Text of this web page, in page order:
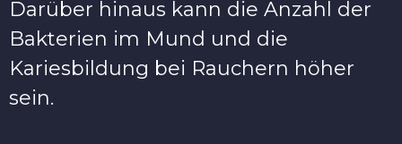
Darüber hinaus kann die Anzahl der
Bakterien im Mund und die
Kariesbildung bei Rauchern höher
sein.